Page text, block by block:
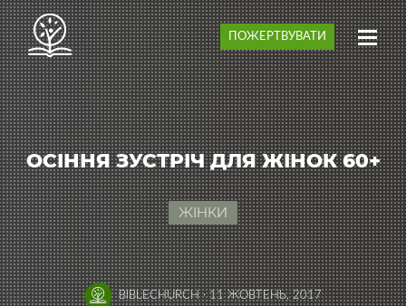
ПОЖЕРТВУВАТИ
ОСІННЯ ЗУСТРІЧ ДЛЯ ЖІНОК 60+
ЖІНКИ
BIBLECHURCH·11 ЖОВТЕНЬ, 2017